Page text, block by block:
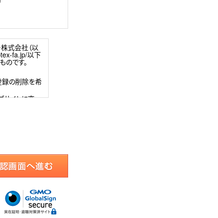
式会社（以
fa.jp/以下
のです。
録の削除を希
サイトに変
料等はお客